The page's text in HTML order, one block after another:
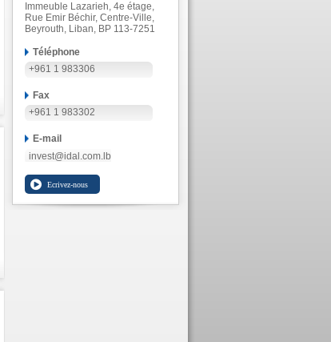
Immeuble Lazarieh, 4e étage,
Rue Emir Béchir, Centre-Ville,
Beyrouth, Liban, BP 113-7251
Téléphone
+961 1 983306
Fax
+961 1 983302
E-mail
invest@idal.com.lb